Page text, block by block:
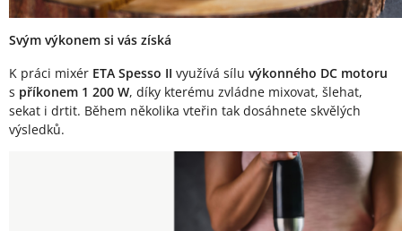
Svým výkonem si vás získá
K práci mixér ETA Spesso II využívá sílu výkonného DC motoru
s příkonem 1 200 W, díky kterému zvládne mixovat, šlehat,
sekat i drtit. Během několika vteřin tak dosáhnete skvělých
výsledků.